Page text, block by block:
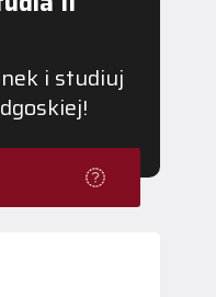
i studiuj